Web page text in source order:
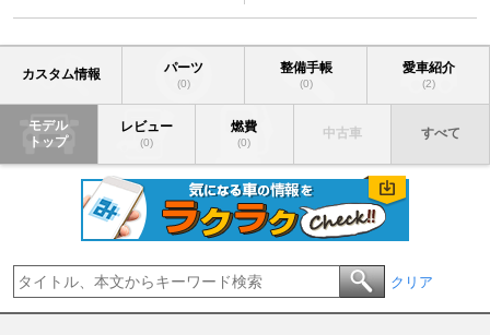
カスタム情報 パーツ
(0)
整備手帳
(0)
愛車紹介
(2)
モデル
トップ
レビュー
(0)
燃費
(0)
中古車 すべて
クリア